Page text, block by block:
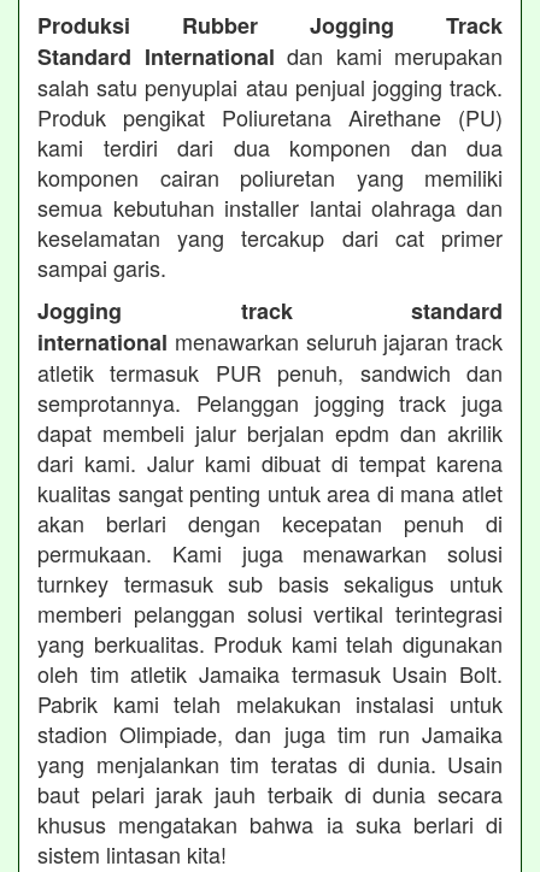
Produksi Rubber Jogging Track
Standard International dan kami merupakan
salah satu penyuplai atau penjual jogging track.
Produk pengikat Poliuretana Airethane (PU)
kami terdiri dari dua komponen dan dua
komponen cairan poliuretan yang memiliki
semua kebutuhan installer lantai olahraga dan
keselamatan yang tercakup dari cat primer
sampai garis.
Jogging track standard
international menawarkan seluruh jajaran track
atletik termasuk PUR penuh, sandwich dan
semprotannya. Pelanggan jogging track juga
dapat membeli jalur berjalan epdm dan akrilik
dari kami. Jalur kami dibuat di tempat karena
kualitas sangat penting untuk area di mana atlet
akan berlari dengan kecepatan penuh di
permukaan. Kami juga menawarkan solusi
turnkey termasuk sub basis sekaligus untuk
memberi pelanggan solusi vertikal terintegrasi
yang berkualitas. Produk kami telah digunakan
oleh tim atletik Jamaika termasuk Usain Bolt.
Pabrik kami telah melakukan instalasi untuk
stadion Olimpiade, dan juga tim run Jamaika
yang menjalankan tim teratas di dunia. Usain
baut pelari jarak jauh terbaik di dunia secara
khusus mengatakan bahwa ia suka berlari di
sistem lintasan kita!